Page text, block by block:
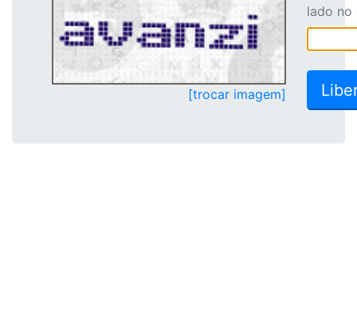
[trocar imagem]
lado no